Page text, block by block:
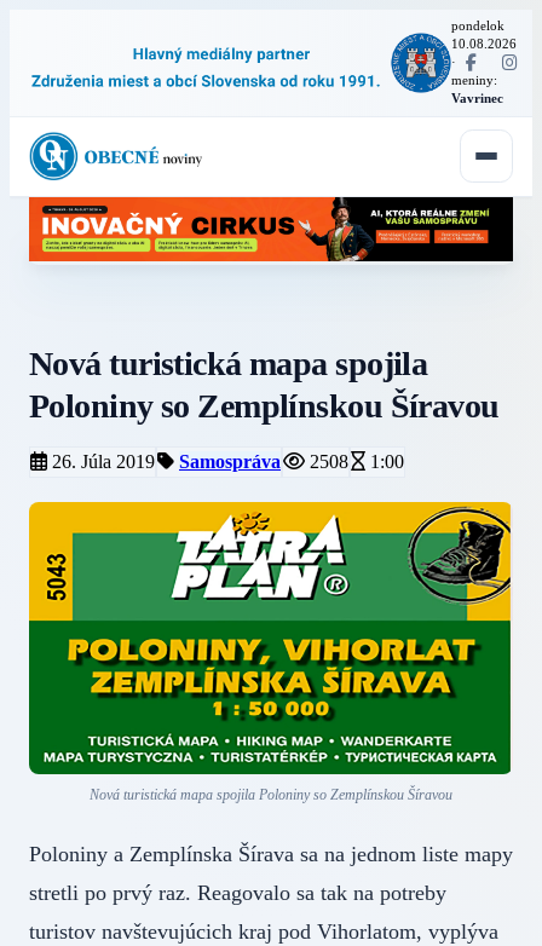
pondelok
10.08.2026
·
meniny:
Vavrinec
Nová turistická mapa spojila
Poloniny so Zemplínskou Šíravou
26. Júla 2019 Samospráva 2508 1:00
Nová turistická mapa spojila Poloniny so Zemplínskou Šíravou
Poloniny a Zemplínska Šírava sa na jednom liste mapy
stretli po prvý raz. Reagovalo sa tak na potreby
turistov navštevujúcich kraj pod Vihorlatom, vyplýva